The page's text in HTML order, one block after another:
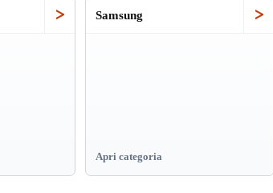
> Samsung >
Apri categoria